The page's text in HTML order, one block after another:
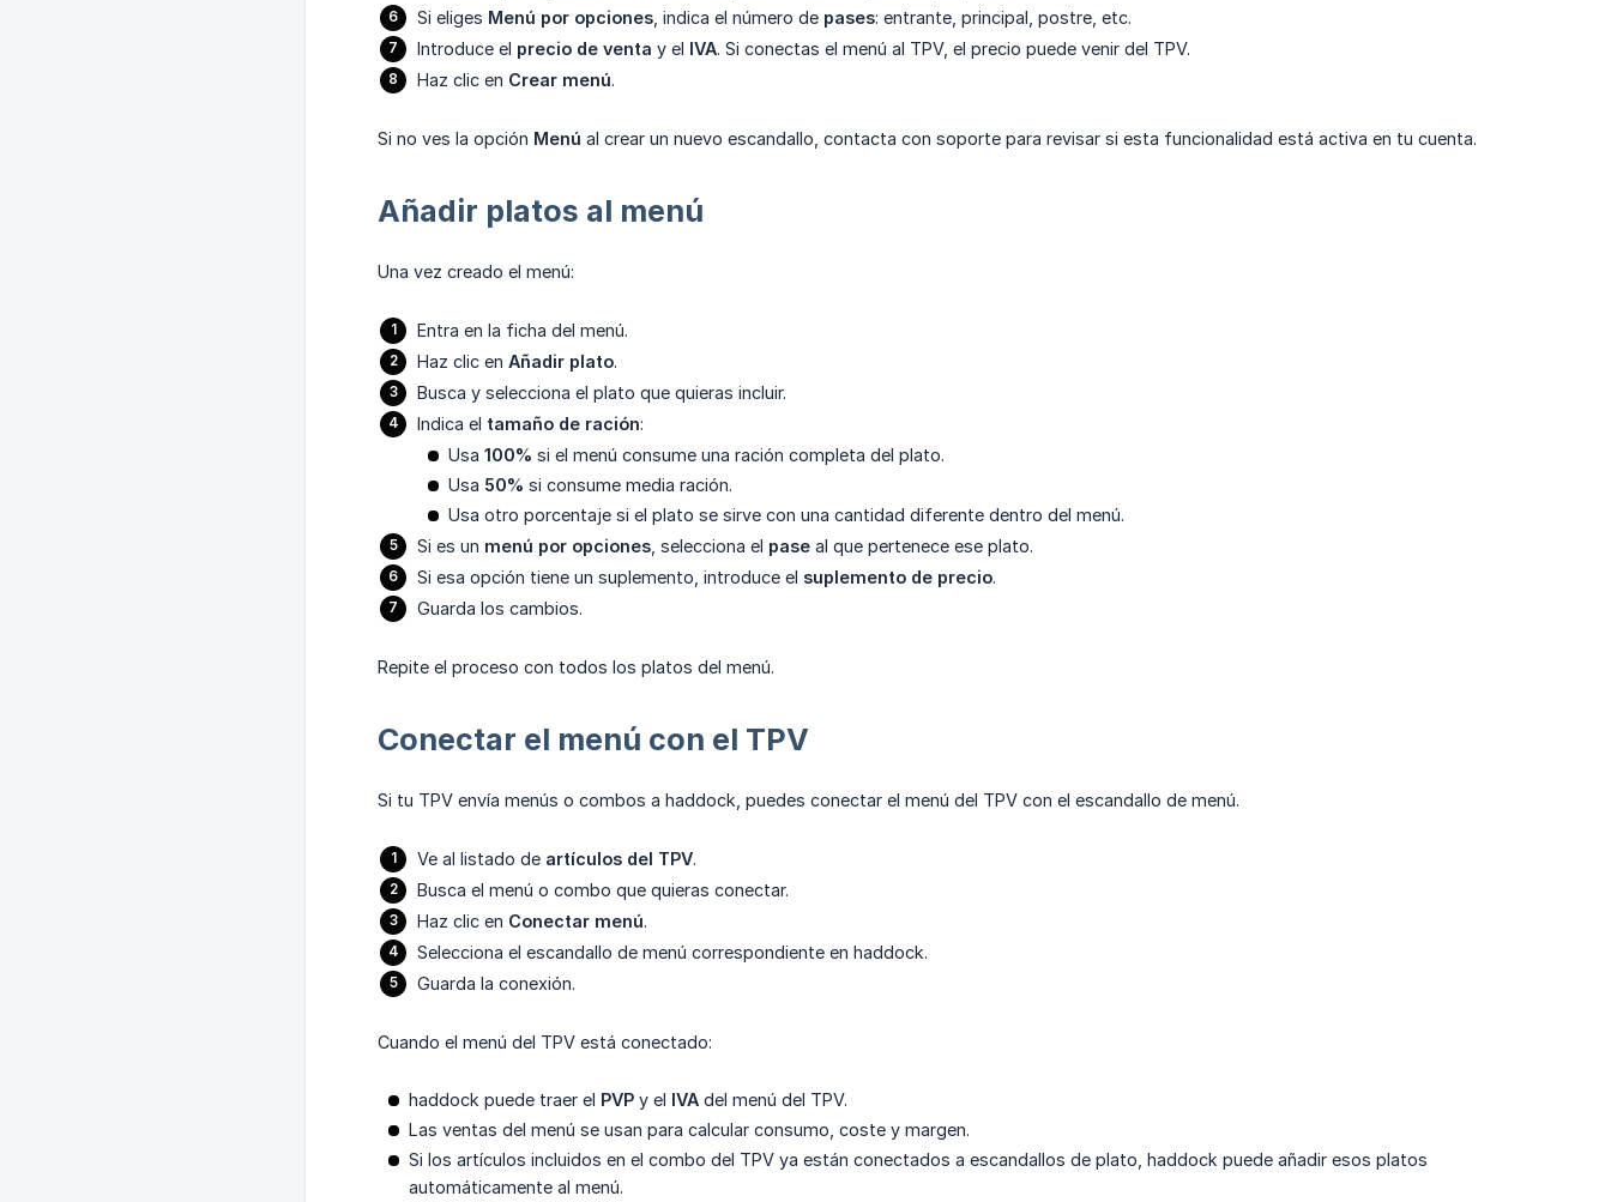
Si eliges Menú por opciones , indica el número de pases: entrante, principal, postre, etc.
Introduce el precio de venta y el IVA. Si conectas el menú al TPV, el precio puede venir del TPV.
Haz clic en Crear menú.
Si no ves la opción Menú al crear un nuevo escandallo, contacta con soporte para revisar si esta funcionalidad está activa en tu cuenta.
Añadir platos al menú
Una vez creado el menú:
Entra en la ficha del menú.
Haz clic en Añadir plato.
Busca y selecciona el plato que quieras incluir.
Indica el tamaño de ración:
Usa 100% si el menú consume una ración completa del plato.
Usa 50% si consume media ración.
Usa otro porcentaje si el plato se sirve con una cantidad diferente dentro del menú.
Si es un menú por opciones , selecciona el pase al que pertenece ese plato.
Si esa opción tiene un suplemento, introduce el suplemento de precio.
Guarda los cambios.
Repite el proceso con todos los platos del menú.
Conectar el menú con el TPV
Si tu TPV envía menús o combos a haddock, puedes conectar el menú del TPV con el escandallo de menú.
Ve al listado de artículos del TPV.
Busca el menú o combo que quieras conectar.
Haz clic en Conectar menú.
Selecciona el escandallo de menú correspondiente en haddock.
Guarda la conexión.
Cuando el menú del TPV está conectado:
haddock puede traer el PVP y el IVA del menú del TPV.
Las ventas del menú se usan para calcular consumo, coste y margen.
Si los artículos incluidos en el combo del TPV ya están conectados a escandallos de plato, haddock puede añadir esos platos
automáticamente al menú.